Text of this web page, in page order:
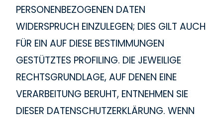
PERSONENBEZOGENEN DATEN
WIDERSPRUCH EINZULEGEN; DIES GILT AUCH
FÜR EIN AUF DIESE BESTIMMUNGEN
GESTÜTZTES PROFILING. DIE JEWEILIGE
RECHTSGRUNDLAGE, AUF DENEN EINE
VERARBEITUNG BERUHT, ENTNEHMEN SIE
DIESER DATENSCHUTZERKLÄRUNG. WENN